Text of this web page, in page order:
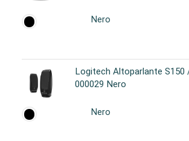
Nero
Logitech Altoparlante S150
000029 Nero
Nero